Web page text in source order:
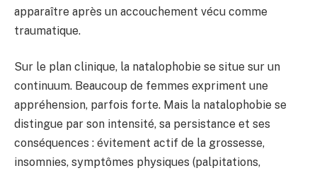
apparaître après un accouchement vécu comme
traumatique.
Sur le plan clinique, la natalophobie se situe sur un
continuum. Beaucoup de femmes expriment une
appréhension, parfois forte. Mais la natalophobie se
distingue par son intensité, sa persistance et ses
conséquences : évitement actif de la grossesse,
insomnies, symptômes physiques (palpitations,